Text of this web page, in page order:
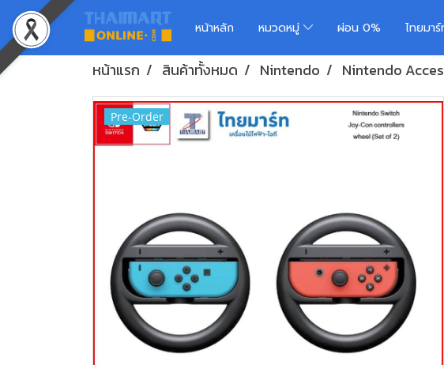
หน้าหลัก หมวดหมู่ ผ่อน 0% ไทยมา
หน้าแรก สินค้าทั้งหมด Nintendo Nintendo
Pre-Order